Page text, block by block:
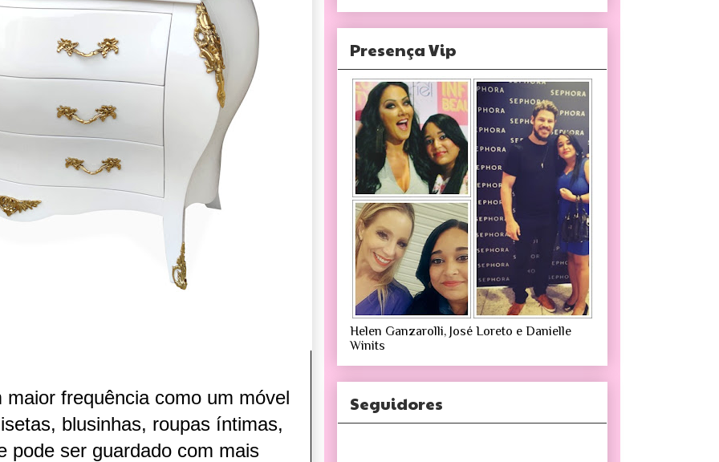
maior frequência como um móvel
blusinhas, roupas íntimas,
pode ser guardado com mais
Presença Vip
Helen Ganzarolli, José Loreto e Danielle
Winits
Seguidores